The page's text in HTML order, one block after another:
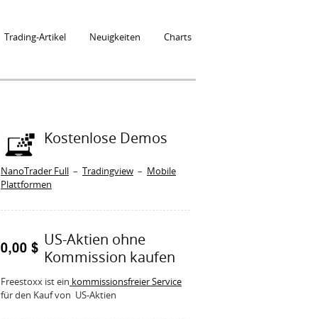
Trading-Artikel Neuigkeiten Charts
Kostenlose Demos
NanoTrader Full – Tradingview – Mobile
Plattformen
US-Aktien ohne
Kommission kaufen
Freestoxx ist ein kommissionsfreier Service
für den Kauf von US-Aktien